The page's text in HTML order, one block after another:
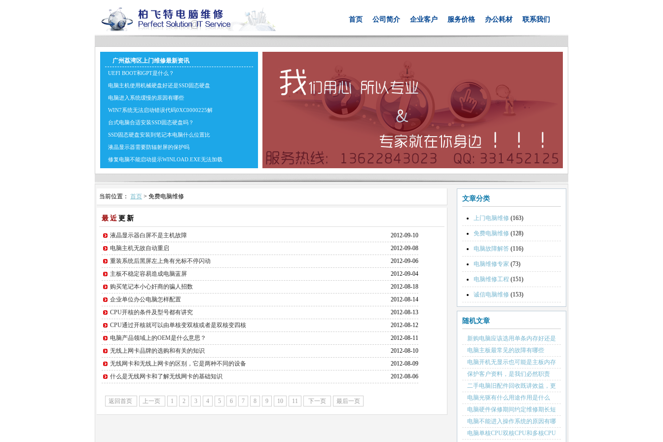
首页 公司简介 企业客户 服务价格 办公耗材 联系我们
广州荔湾区上门维修最新资讯
UEFI BOOT和GPT是什么？
电脑主机使用机械硬盘好还是SSD固态硬盘
电脑进入系统缓慢的原因有哪些
WIN7系统无法启动错误代码0XC0000225解
台式电脑合适安装SSD固态硬盘吗？
SSD固态硬盘安装到笔记本电脑什么位置比
液晶显示器需要防辐射屏的保护吗
修复电脑不能启动提示WINLOAD.EXE无法加载
当前位置： 首页 > 免费电脑维修
最近 更新
2012-09-10
液晶显示器白屏不是主机故障
2012-09-08
电脑主机无故自动重启
2012-09-06
重装系统后黑屏左上角有光标不停闪动
2012-09-04
主板不稳定容易造成电脑蓝屏
2012-08-18
购买笔记本小心奸商的骗人招数
2012-08-14
企业单位办公电脑怎样配置
2012-08-13
CPU开核的条件及型号都有讲究
2012-08-12
CPU通过开核就可以由单核变双核或者是双核变四核
2012-08-11
电脑产品领域上的OEM是什么意思？
2012-08-10
无线上网卡品牌的选购和有关的知识
2012-08-09
无线网卡和无线上网卡的区别，它是两种不同的设备
2012-08-06
什么是无线网卡和了解无线网卡的基础知识
返回首页 上一页 1 2 3 4 5 6 7 8 9 10 11 下一页 最后一页
文章分类
上门电脑维修 (163)
免费电脑维修 (128)
电脑故障解答 (116)
电脑维修专家 (73)
电脑维修工程 (151)
诚信电脑维修 (153)
随机文章
新购电脑应该选用单条内存好还是
两（双）条内存好呢？
电脑主板最常见的故障有哪些
电脑开机无显示也可能是主板内存
接触不良
保护客户资料，是我们必然职责
二手电脑旧配件回收既讲效益，更
要讲诚信
电脑光驱有什么用途作用是什么
电脑硬件保修期间约定维修期长短
电脑不能进入操作系统的原因有哪
些
电脑单核CPU双核CPU和多核CPU